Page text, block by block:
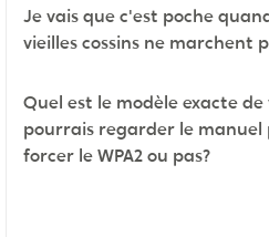
Je vais que c'est poche
vieilles cossins ne marchent
Quel est le modèle exacte
pourrais regarder le manuel
forcer le WPA2 ou pas?